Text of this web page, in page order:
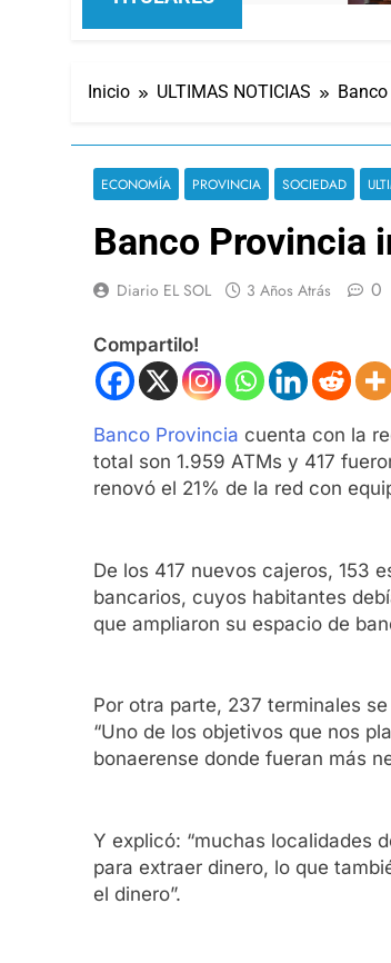
Inicio ULTIMAS NOTICIAS
ECONOMÍA PROVINCIA SOCIEDAD
Banco Provincia
Diario EL SOL 3 Años Atrás 0
Compartilo!
Banco Provincia cuenta con la
total son 1.959 ATMs y 417
renovó el 21% de la red con
De los 417 nuevos cajeros, 153
bancarios, cuyos habitantes
que ampliaron su espacio de
Por otra parte, 237 terminales
“Uno de los objetivos que nos
bonaerense donde fueran más
Y explicó: “muchas localidades
para extraer dinero, lo que
el dinero”.